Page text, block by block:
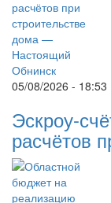
05/08/2026 - 18:53
Эскроу-
расчётов